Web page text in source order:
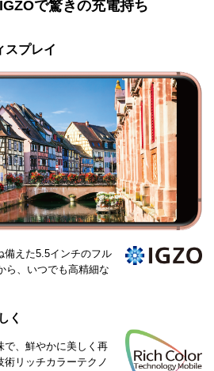
で驚きの充電持ち
スプレイ
備えた5.5インチのフル
ら、いつでも高精細な
く
で、鮮やかに美しく再
リッチカラーテクノ